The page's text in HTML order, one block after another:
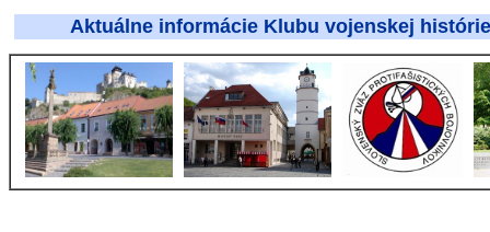
Aktuálne informácie Klubu vojenskej